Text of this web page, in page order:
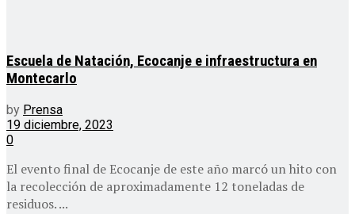
Escuela de Natación, Ecocanje e infraestructura en
Montecarlo
by Prensa
19 diciembre, 2023
0
El evento final de Ecocanje de este año marcó un hito con
la recolección de aproximadamente 12 toneladas de
residuos. ...